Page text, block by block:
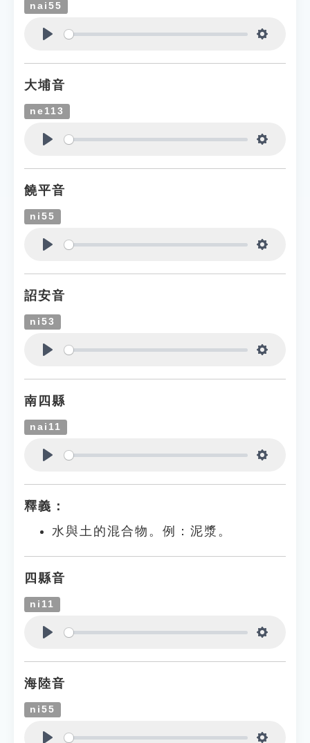
nai55
大埔音
ne113
饒平音
ni55
詔安音
ni53
南四縣
nai11
釋義：
水與土的混合物。例：泥漿。
四縣音
ni11
海陸音
ni55